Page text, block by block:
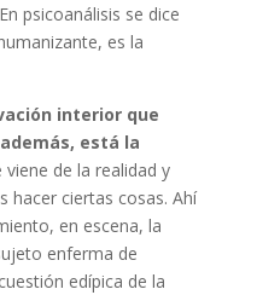
psicoanálisis se dice
es la
interior que
está la
viene de la realidad y
hacer ciertas cosas. Ahí
en escena, la
enferma de
edípica de la